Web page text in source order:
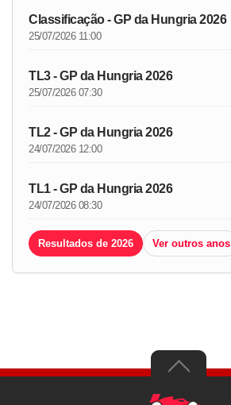
Classificação - GP da Hungria 2026
25/07/2026 11:00
TL3 - GP da Hungria 2026
25/07/2026 07:30
TL2 - GP da Hungria 2026
24/07/2026 12:00
TL1 - GP da Hungria 2026
24/07/2026 08:30
Resultados de 2026 Ver outros anos